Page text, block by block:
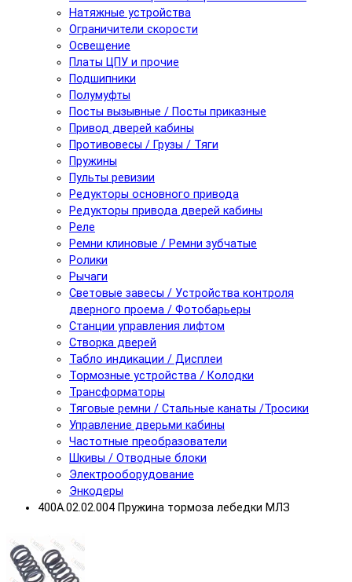
Натяжные устройства
Ограничители скорости
Освещение
Платы ЦПУ и прочие
Подшипники
Полумуфты
Посты вызывные / Посты приказные
Привод дверей кабины
Противовесы / Грузы / Тяги
Пружины
Пульты ревизии
Редукторы основного привода
Редукторы привода дверей кабины
Реле
Ремни клиновые / Ремни зубчатые
Ролики
Рычаги
Световые завесы / Устройства контроля
дверного проема / Фотобарьеры
Станции управления лифтом
Створка дверей
Табло индикации / Дисплеи
Тормозные устройства / Колодки
Трансформаторы
Тяговые ремни / Стальные канаты /Тросики
Управление дверьми кабины
Частотные преобразователи
Шкивы / Отводные блоки
Электрооборудование
Энкодеры
400А.02.02.004 Пружина тормоза лебедки МЛЗ